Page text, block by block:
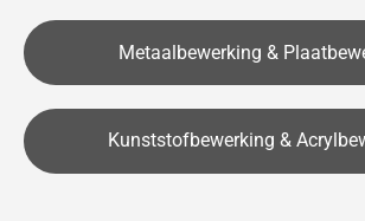
Metaalbewerking &
Kunststofbewerking &